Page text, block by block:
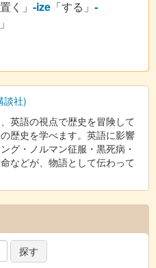
置く」 -ize 「する」 -
談社)
英語の視点で歴史を冒険して
歴史を学べます。英語に影響
グ・ノルマン征服・黒死病・
などが、物語として伝わって